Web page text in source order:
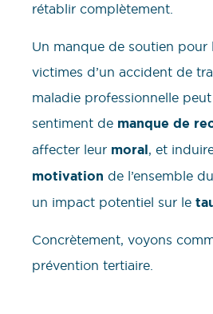
rétablir complètement.
Un manque de soutien pour
victimes d’un accident de
maladie professionnelle
sentiment de manque de
affecter leur moral, et
motivation de l’ensemble
un impact potentiel sur le
Concrètement, voyons
prévention tertiaire.